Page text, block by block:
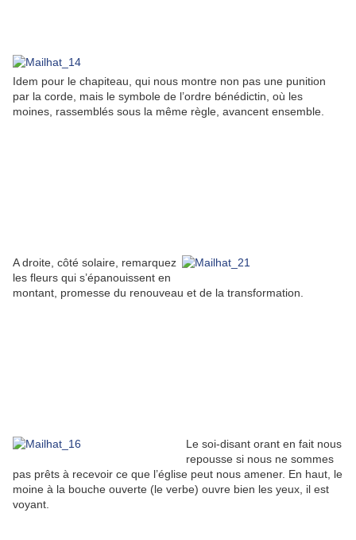
Idem pour le chapiteau, qui nous montre non pas une punition
par la corde, mais le symbole de l’ordre bénédictin, où les
moines, rassemblés sous la même règle, avancent ensemble.
A droite, côté solaire, remarquez
les fleurs qui s’épanouissent en
montant, promesse du renouveau et de la transformation.
Le soi-disant orant en fait nous
repousse si nous ne sommes
pas prêts à recevoir ce que l’église peut nous amener. En haut, le
moine à la bouche ouverte (le verbe) ouvre bien les yeux, il est
voyant.